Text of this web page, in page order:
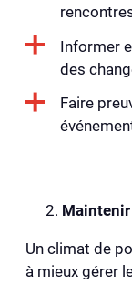
Informer
des
Faire
Un climat de
à mieux gérer